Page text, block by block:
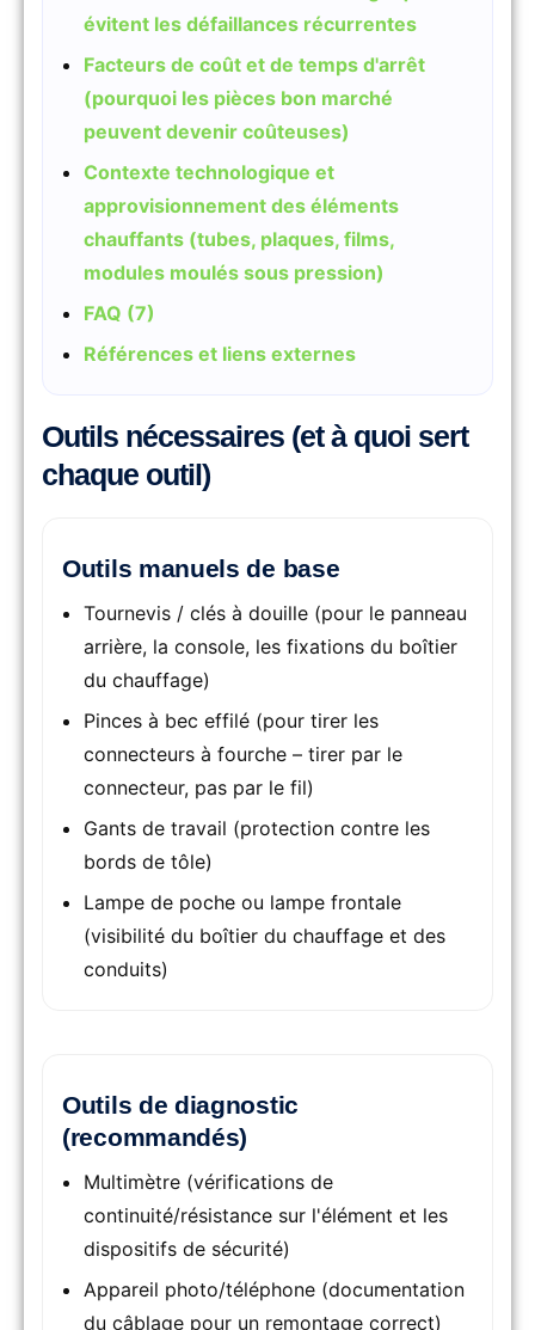
évitent les défaillances récurrentes
Facteurs de coût et de temps d'arrêt
(pourquoi les pièces bon marché
peuvent devenir coûteuses)
Contexte technologique et
approvisionnement des éléments
chauffants (tubes, plaques, films,
modules moulés sous pression)
FAQ (7)
Références et liens externes
Outils nécessaires (et à quoi sert
chaque outil)
Outils manuels de base
Tournevis / clés à douille (pour le panneau
arrière, la console, les fixations du boîtier
du chauffage)
Pinces à bec effilé (pour tirer les
connecteurs à fourche – tirer par le
connecteur, pas par le fil)
Gants de travail (protection contre les
bords de tôle)
Lampe de poche ou lampe frontale
(visibilité du boîtier du chauffage et des
conduits)
Outils de diagnostic
(recommandés)
Multimètre (vérifications de
continuité/résistance sur l'élément et les
dispositifs de sécurité)
Appareil photo/téléphone (documentation
du câblage pour un remontage correct)